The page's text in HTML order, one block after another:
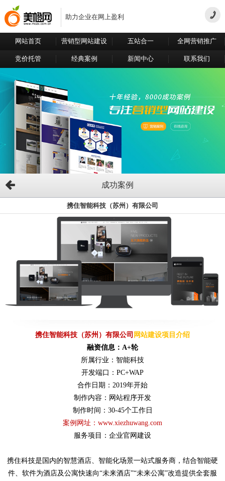
助力企业在网上盈利
网站首页 营销型网站建设 五站合一 全网营销推广
竞价托管 经典案例 新闻中心 联系我们
成功案例
携住智能科技（苏州）有限公司
携住智能科技（苏州）有限公司 网站建设项目介绍
融资信息：A+轮
所属行业：智能科技
开发端口：PC+WAP
合作日期：2019年开始
制作内容：网站程序开发
制作时间：30-45个工作日
案例网址： www.xiezhuwang.com
服务项目：企业官网建设
携住科技是国内的智慧酒店、智能化场景一站式服务商，结合智能硬
件、软件为酒店及公寓快速向“未来酒店”“未来公寓”改造提供全套服